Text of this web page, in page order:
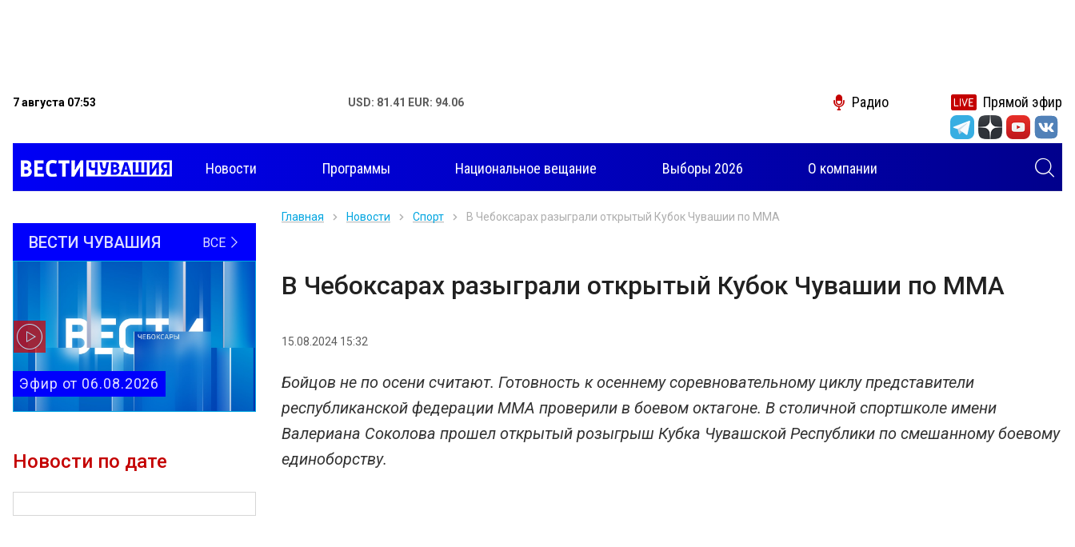
7 августа 07:53 USD: 81.41 EUR: 94.06 Радио Прямой эфир
Новости Программы Национальное вещание Выборы 2026 О компании
ВЕСТИ ЧУВАШИЯ ВСЕ
Эфир от 06.08.2026
Новости по дате
Главная Новости Спорт В Чебоксарах разыграли открытый Кубок Чувашии по ММА
В Чебоксарах разыграли открытый Кубок Чувашии по ММА
15.08.2024 15:32
Бойцов не по осени считают. Готовность к осеннему соревновательному циклу представители
республиканской федерации ММА проверили в боевом октагоне. В столичной спортшколе имени
Валериана Соколова прошел открытый розыгрыш Кубка Чувашской Республики по смешанному боевому
единоборству.